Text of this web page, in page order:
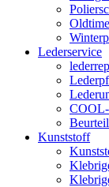
Lederservice
Kunststoff